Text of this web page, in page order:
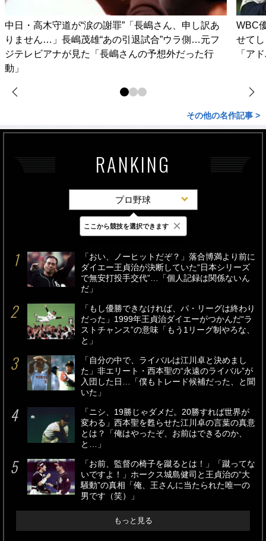
中日・高木守道が“涙の謝罪”「長嶋さん、申し訳あ
りません…」長嶋茂雄“あの引退試合”ウラ側…元フ
ジテレビアナが見た「長嶋さんの予想外だった行
動」
WBC
せて
「ア
その他の名作記事 >
RANKING
プロ野球
最新 24時間 週間
「おい、ノーヒットだぞ？」落合博満より前に
ダイエー王貞治が決断していた“日本シリーズ
で無安打投手交代”…「個人記録は関係ないん
だ」
「もし優勝できなければ、パ・リーグは終わり
だった」1999年王貞治ダイエーがつかんだ“ラ
ストチャンス”の意味「もう1リーグ制やろな、
と」
「自分の中で、ライバルは江川卓と決めまし
た」非エリート・西本聖の“永遠のライバル”が
入団した日…「僕もトレード候補だった、と聞
いた」
「ニシ、19勝じゃダメだ。20勝すれば世界が
変わる」西本聖を甦らせた江川卓の言葉の真意
とは？「俺はやったぞ、お前はできるのか、
と…」
「お前、監督の椅子を蹴るとは！」「蹴ってな
いですよ！」ホークス城島健司と王貞治の“大
騒動”の真相「俺、王さんに当たられた唯一の
男です（笑）」
もっと見る
ここから競技を選択できます ×